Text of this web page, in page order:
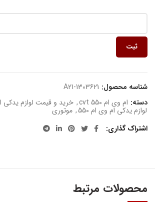
ثبت
شناسه محصول: A21-1303621
دسته: ام وی ام 550 cvt , خرید و قیمت لوازم یدکی ام
لوازم یدکی ام وی ام 550 , موتوری
اشتراک گذاری
محصولات مرتبط